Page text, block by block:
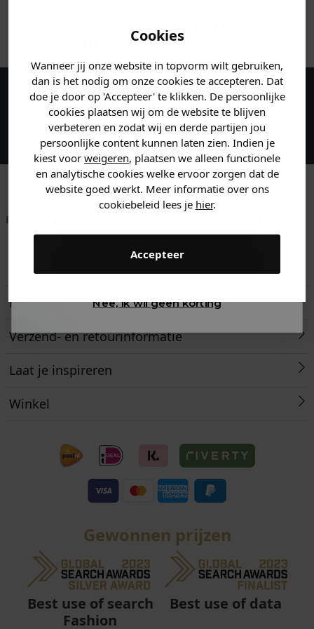
Cookies
Wanneer jij onze website in topvorm wilt gebruiken,
dan is het nodig om onze cookies te accepteren. Dat
doe je door op 'Accepteer' te klikken. De persoonlijke
cookies plaatsen wij om de website te blijven
verbeteren en zodat wij en derde partijen jou
persoonlijke content kunnen laten zien. Indien je
kiest voor weigeren, plaatsen we alleen functionele
en analytische cookies welke ervoor zorgen dat de
website goed werkt. Meer informatie over ons
cookiebeleid lees je hier.
Accepteer
Maak een account aan en ontvang 5%
korting op je eerste bestelling!
Betaal achteraf met
Klarna
is morgen in huis!*
ons met een 9,6!
Klantenservice
Retourneren
Verzend- en retourinformatie
Laat je inspireren
Winkel
Gewonnen prijzen
Best use of search
Fashion
Best use of data
Welke mystery
krijg jij? (Tot-30%
Vertel ons waar je naar op
zoek bent. 👇
Heren kleding
Dames kleding
Gewoon rondkijken
Nee, ik wil geen korting